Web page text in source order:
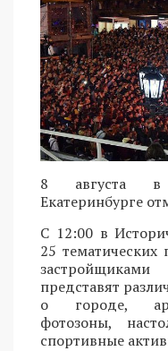
8 августа в
Екатеринбурге
С 12:00 в
25
представят
о городе,
фотозоны,
спортивные